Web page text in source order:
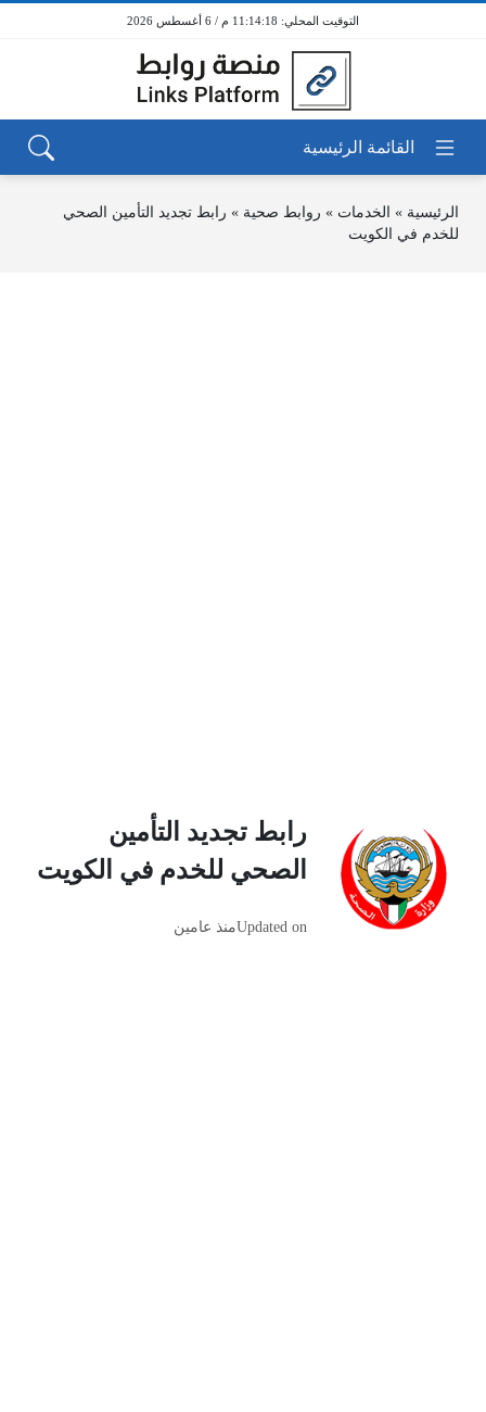
11:14:18 م / 6 أغسطس 2026
الرئيسية » الخدمات » روابط صحية » رابط تجديد التأمين الصحي
للخدم في الكويت
رابط تجديد التأمين
الصحي للخدم في الكويت
Updated onمنذ عامين